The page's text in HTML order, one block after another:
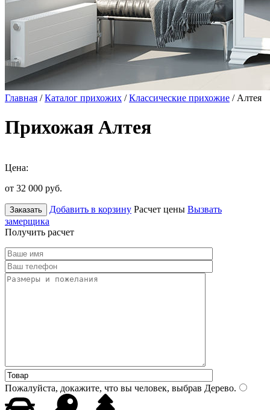
Главная /Каталог прихожих /Классические прихожие / Алтея
Прихожая Алтея
Цена:
от 32 000 руб.
Заказать Добавить в корзину Расчет цены Вызвать
замерщика
Получить расчет
Пожалуйста, докажите, что вы человек, выбрав Дерево.